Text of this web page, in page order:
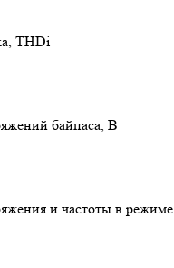
THDi
байпаса, В
и частоты в режиме